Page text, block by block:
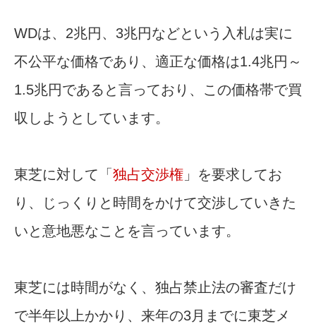
WDは、2兆円、3兆円などという入札は実に
不公平な価格であり、適正な価格は1.4兆円～
1.5兆円であると言っており、この価格帯で買
収しようとしています。
東芝に対して「 独占交渉権 」を要求してお
り、じっくりと時間をかけて交渉していきた
いと意地悪なことを言っています。
東芝には時間がなく、独占禁止法の審査だけ
で半年以上かかり、来年の3月までに東芝メ